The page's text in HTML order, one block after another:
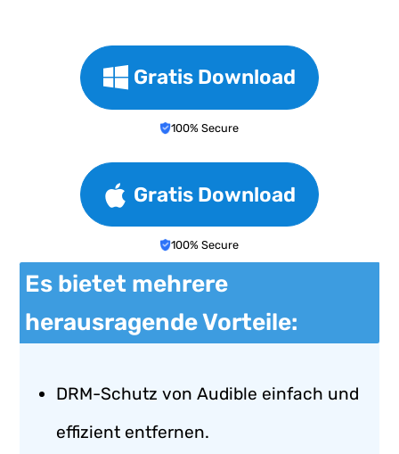
Gratis Download
100% Secure
Gratis Download
100% Secure
Es bietet mehrere
herausragende Vorteile:
DRM-Schutz von Audible einfach und
effizient entfernen.